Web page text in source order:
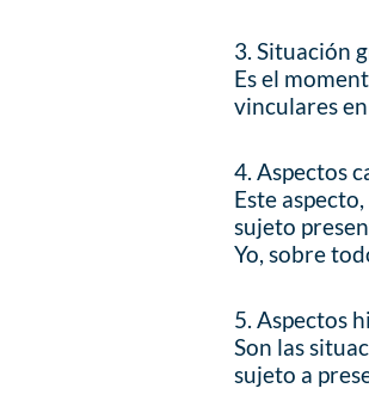
3. Situación
Es el
vinculares
4. Aspectos
Este
sujeto
Yo, sobre
5. Aspectos
Son las
sujeto a